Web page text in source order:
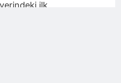
Çevredekilerin